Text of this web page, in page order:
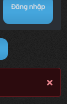
Đăng nhập